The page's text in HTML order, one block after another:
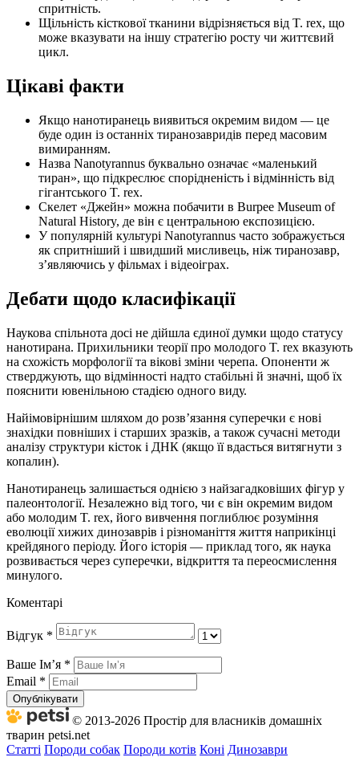
спритність.
Щільність кісткової тканини відрізняється від T. rex, що
може вказувати на іншу стратегію росту чи життєвий
цикл.
Цікаві факти
Якщо нанотиранець виявиться окремим видом — це
буде один із останніх тиранозавридів перед масовим
вимиранням.
Назва Nanotyrannus буквально означає «маленький
тиран», що підкреслює спорідненість і відмінність від
гігантського T. rex.
Скелет «Джейн» можна побачити в Burpee Museum of
Natural History, де він є центральною експозицією.
У популярній культурі Nanotyrannus часто зображується
як спритніший і швидший мисливець, ніж тиранозавр,
з’являючись у фільмах і відеоіграх.
Дебати щодо класифікації
Наукова спільнота досі не дійшла єдиної думки щодо статусу
нанотирана. Прихильники теорії про молодого T. rex вказують
на схожість морфології та вікові зміни черепа. Опоненти ж
стверджують, що відмінності надто стабільні й значні, щоб їх
пояснити ювенільною стадією одного виду.
Найімовірнішим шляхом до розв’язання суперечки є нові
знахідки повніших і старших зразків, а також сучасні методи
аналізу структури кісток і ДНК (якщо її вдасться витягнути з
копалин).
Нанотиранець залишається однією з найзагадковіших фігур у
палеонтології. Незалежно від того, чи є він окремим видом
або молодим T. rex, його вивчення поглиблює розуміння
еволюції хижих динозаврів і різноманіття життя наприкінці
крейдяного періоду. Його історія — приклад того, як наука
розвивається через суперечки, відкриття та переосмислення
минулого.
Коментарі
Відгук *
Ваше Імʼя *
Email *
Опублікувати
© 2013-2026 Простір для власників домашніх
тварин petsi.net
Статті Породи собак Породи котів Коні Динозаври